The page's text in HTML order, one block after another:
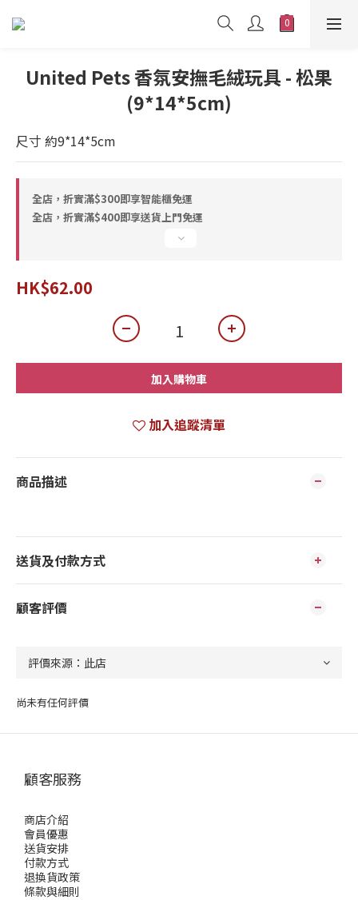
United Pets 香氛安撫毛絨玩具 - 松果
(9*14*5cm)
尺寸 約9*14*5cm
全店，折實滿$300即享智能櫃免運
全店，折實滿$400即享送貨上門免運
HK$62.00
加入購物車
加入追蹤清單
商品描述
送貨及付款方式
顧客評價
尚未有任何評價
顧客服務
商店介紹
會員優惠
送貨安排
付款方式
退換貨政策
條款與細則